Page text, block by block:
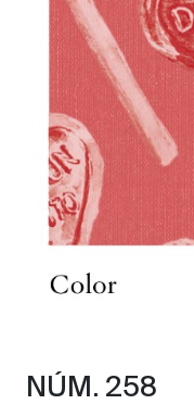
NÚM. 258